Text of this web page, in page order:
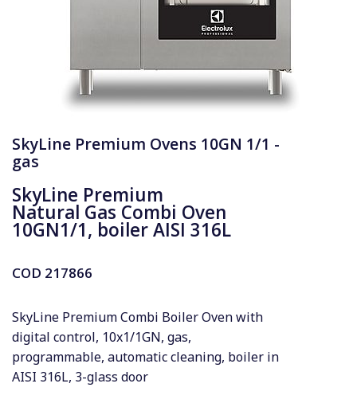
SkyLine Premium Ovens 10GN 1/1 -
gas
SkyLine Premium
Natural Gas Combi Oven
10GN1/1, boiler AISI 316L
COD 217866
SkyLine Premium Combi Boiler Oven with
digital control, 10x1/1GN, gas,
programmable, automatic cleaning, boiler in
AISI 316L, 3-glass door